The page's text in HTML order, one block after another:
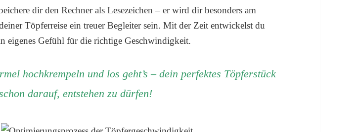
dir den Rechner als Lesezeichen – er wird dir besonders am
Töpferreise ein treuer Begleiter sein. Mit der Zeit entwickelst du
eigenes Gefühl für die richtige Geschwindigkeit.
hochkrempeln und los geht’s – dein perfektes Töpferstück
darauf, entstehen zu dürfen!